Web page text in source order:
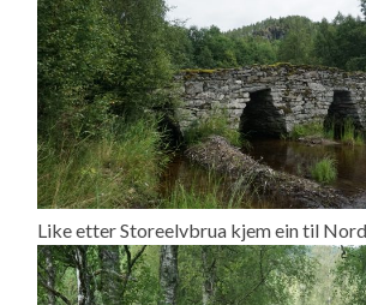
Like etter Storeelvbrua kjem ein til